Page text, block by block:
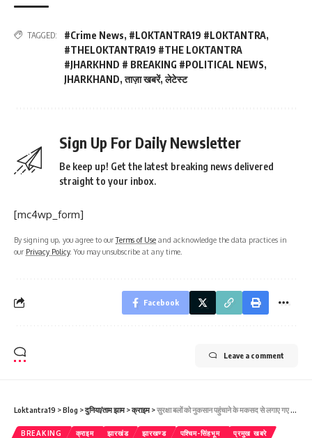
TAGGED: #Crime News, #LOKTANTRA19 #LOKTANTRA,
#THELOKTANTRA19 #THE LOKTANTRA
#JHARKHND # BREAKING #POLITICAL NEWS,
JHARKHAND,ताज़ा खबरें,लेटेस्ट
Sign Up For Daily Newsletter
Be keep up! Get the latest breaking news delivered
straight to your inbox.
[mc4wp_form]
By signing up, you agree to ourTerms of Use and acknowledge the data practices in
our Privacy Policy. You may unsubscribe at any time.
Facebook
Leave a comment
Loktantra19 >Blog >दुनिया/ताम झाम>क्राइम>सुरक्षा बलों को नुकसान पहुंचाने के मकसद से लगाए गए 11आईईडी, सुरक्षा बलों ने किया बरामद
BREAKING क्राइम झारखंड झारखण्ड पश्चिम-सिंहभूम
प्रमुख खबरे